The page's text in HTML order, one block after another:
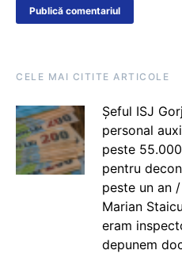
CELE MAI CITITE ARTICOLE
Șeful ISJ
personal
peste
pentru
peste un an
Marian
eram
depunem